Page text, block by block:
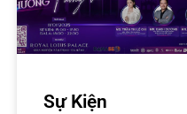
Sự Kiện